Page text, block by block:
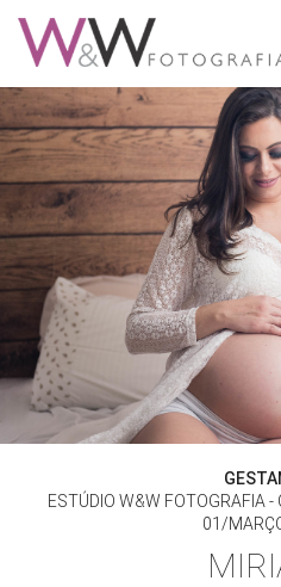
ESTÚDIO W&W FOTOGRAFIA -
01/